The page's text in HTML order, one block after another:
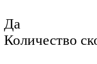
Да
Количество